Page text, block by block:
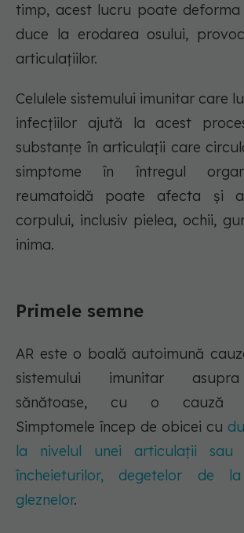
timp, acest lucru poate
duce la erodarea osului,
articulațiilor.
Celulele sistemului imunitar care
infecțiilor ajută la acest
substanțe în articulații care
simptome în întregul
reumatoidă poate afecta și
corpului, inclusiv pielea, ochii,
inima.
Primele semne
AR este o boală autoimună
sistemului imunitar
sănătoase, cu o cauză
Simptomele încep de obicei cu
la nivelul unei articulații sau
încheieturilor, degetelor de
gleznelor.